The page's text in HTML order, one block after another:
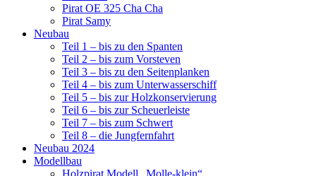
Pirat OE 325 Cha Cha
Pirat Samy
Neubau
Teil 1 – bis zu den Spanten
Teil 2 – bis zum Vorsteven
Teil 3 – bis zu den Seitenplanken
Teil 4 – bis zum Unterwasserschiff
Teil 5 – bis zur Holzkonservierung
Teil 6 – bis zur Scheuerleiste
Teil 7 – bis zum Schwert
Teil 8 – die Jungfernfahrt
Neubau 2024
Modellbau